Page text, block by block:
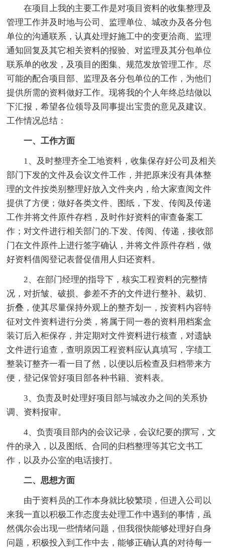
在项目上我的主要工作是对项目资料的收集整理及
管理工作并及时地与公司、监理单位、城改办及各分包
单位的沟通联系，认真处理好施工中的变更洽商、监理
通知回复及其它相关资料的报验、对监理及其分包单位
联系单的收发，及项目的图集、规范发放管理工作。尽
可能的配合项目部、监理及各分包单位的工作，为他们
提供所需的资料做好工作。现将我的个人年终总结做以
下汇报，希望各位领导及同事提出宝贵的意见及建议。
工作情况总结：
一、工作方面
1、及时整理齐全工地资料，收集保存好公司及相关
部门下发的文件及会议文件工作，并把原来没有具体整
理的文件按类别整理好放入文件夹内，给大家查阅文件
提供了方便；做好各类文件、图纸，下发、传阅及传递
工作并将文件原件存档，及时作好资料的审查备案工
作；对文件进行相关部门的.下发、传阅、传递，接收部
门在文件原件上进行签字确认，并将文件原件存档，做
好资料借阅登记表督促借用人归还资料。
2、在部门经理的指导下，核实工程资料的完整情
况，对折皱、破损、参差不齐的文件进行整补、裁切、
折叠，使其尽量保持外观上的整齐划一，按资料内容特
征对文件资料进行分类，将属于同一卷的资料用档案盒
装订后入柜保存，并定期对文件资料进行核查，对遗缺
文件进行追查，查明原因工程资料应认真填写，字绩工
整装订整齐一看一目了然，以便以后检查及归档带来方
便，登记保管好项目部各种书籍、资料表。
3、负责及时处理好项目部与城改办之间的关系协
调、资料报审。
4、负责项目部内的会议记录，会议纪要的撰写，文
件的录入，以及图纸、合同的归档整理等其它文书工
作，以及办公室的电话接打。
二、思想方面
由于资料员的工作本身就比较繁琐，但进入公司以
来我一直以积极工作态度去处理工作中遇到的事情，虽
然偶尔会出现一些情绪问题，但我很快能够处理好自身
问题，积极投入到工作中去，能够正确认真的对待每一